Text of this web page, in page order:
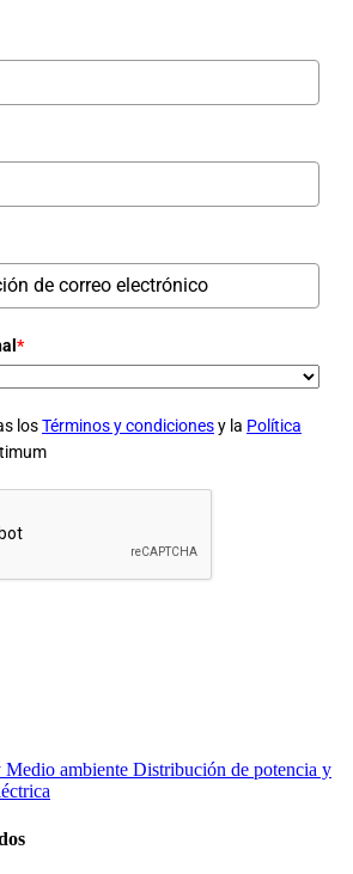
*
losTérminos y condicionesy la Política
ambiente Distribución de potencia y